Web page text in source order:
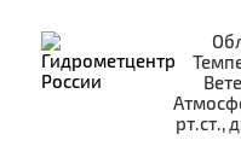
рт.ст.,